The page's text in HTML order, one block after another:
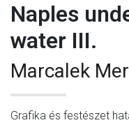
Naples
water III.
Marcalek
Grafika és festészet